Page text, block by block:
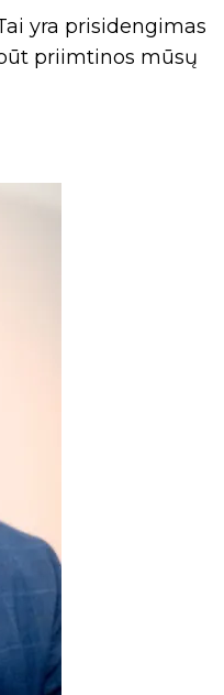
yra prisidengimas
priimtinos mūsų